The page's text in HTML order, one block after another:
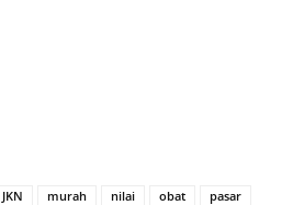
JKN murah nilai obat
pasar